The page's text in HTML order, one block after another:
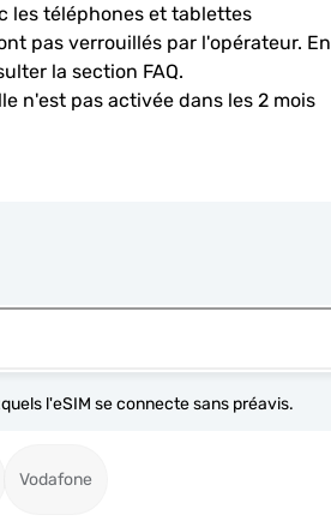
les téléphones et tablettes
pas verrouillés par l'opérateur. En
la section FAQ.
n'est pas activée dans les 2 mois
l'eSIM se connecte sans préavis.
Vodafone